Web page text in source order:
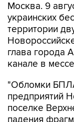
Москва. 9
украинских
территории
глава города
канале в
"Обломки
предприятий
поселке